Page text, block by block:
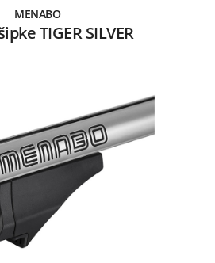
MENABO
TIGER SILVER